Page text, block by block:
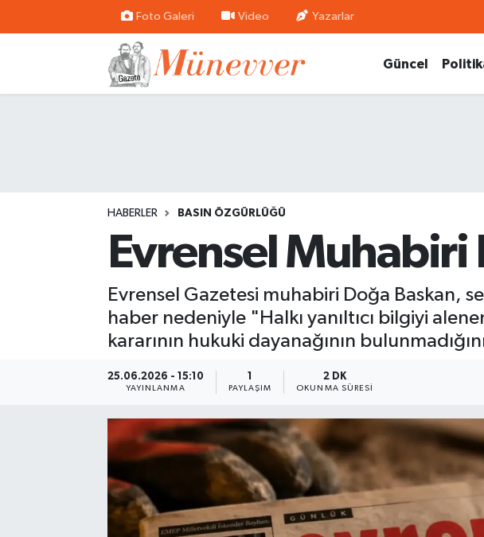
Foto Galeri Video Yazarlar
Güncel
HABERLER BASIN ÖZGÜRLÜĞÜ
Evrensel Muhabiri
Evrensel Gazetesi muhabiri Doğa Baskan,
haber nedeniyle "Halkı yanıltıcı bilgiyi
kararının hukuki dayanağının
25.06.2026 - 15:10
YAYINLANMA
1
PAYLAŞIM
2 DK
OKUNMA SÜRESI
Nöbetçi Eczaneler
Son Dakika Haberleri
Haber Arşivi